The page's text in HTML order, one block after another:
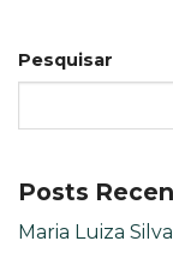
Pesquisar
Posts
Maria Luiza